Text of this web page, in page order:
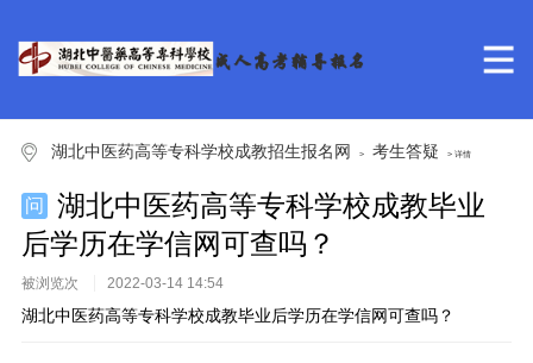
湖北中医药高等专科学校成教招生报名网 > 考生答疑 > 详情
问
湖北中医药高等专科学校成教毕业
后学历在学信网可查吗？
被浏览次 2022-03-14 14:54
湖北中医药高等专科学校成教毕业后学历在学信网可查吗？